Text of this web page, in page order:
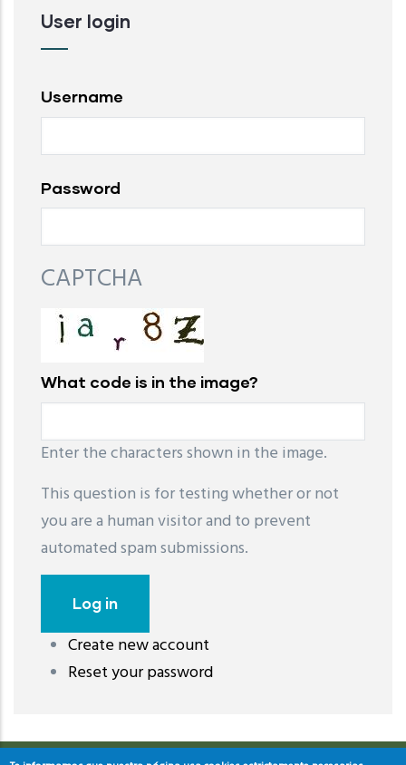
User login
Username
Password
CAPTCHA
What code is in the image?
Enter the characters shown in the image.
This question is for testing whether or not
you are a human visitor and to prevent
automated spam submissions.
Create new account
Reset your password
레딧 다운로드coloring pages printable
download